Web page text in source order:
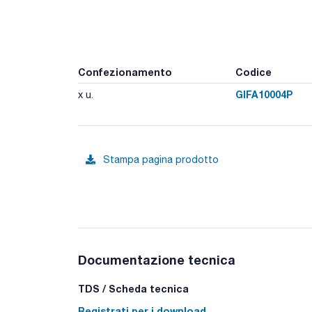
Confezionamento Codice
x u. GIFA10004P
Stampa pagina prodotto
Documentazione tecnica
TDS / Scheda tecnica